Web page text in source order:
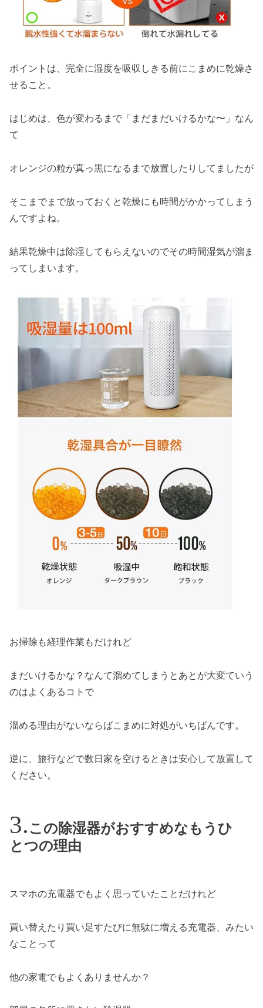
ポイントは、完全に湿度を吸収しきる前にこまめに乾燥さ
せること。
はじめは、色が変わるまで「まだまだいけるかな〜」なん
て
オレンジの粒が真っ黒になるまで放置したりしてましたが
そこまでまで放っておくと乾燥にも時間がかかってしまう
んですよね。
結果乾燥中は除湿してもらえないのでその時間湿気が溜ま
ってしまいます。
お掃除も経理作業もだけれど
まだいけるかな？なんて溜めてしまうとあとが大変ていう
のはよくあるコトで
溜める理由がないならばこまめに対処がいちばんです。
逆に、旅行などで数日家を空けるときは安心して放置して
ください。
この除湿器がおすすめなもうひ
とつの理由
スマホの充電器でもよく思っていたことだけれど
買い替えたり買い足すたびに無駄に増える充電器、みたい
なことって
他の家電でもよくありませんか？